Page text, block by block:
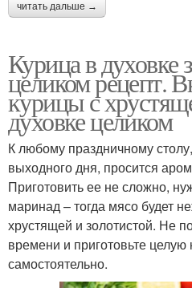
читать дальше →
Курица в духовке
целиком рецепт.
курицы с
духовке целиком
К любому праздничному
выходного дня, просится
Приготовить ее не сложно,
маринад – тогда мясо будет
хрустящей и золотистой. Не
времени и приготовьте целую
самостоятельно.